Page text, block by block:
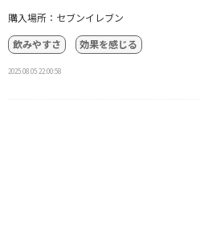
購入場所：セブンイレブン
飲みやすさ
効果を感じる
2025.08.05 22:00:58